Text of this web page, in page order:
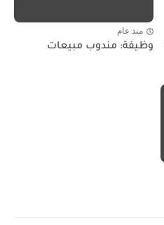
منذ عام
وظيفة: مندوب مبيعات